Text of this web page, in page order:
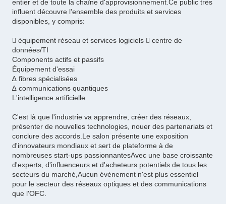
entier et de toute la chaîne d'approvisionnement.Ce public très
influent découvre l'ensemble des produits et services
disponibles, y compris:
 équipement réseau et services logiciels  centre de
données/TI
Components actifs et passifs
Équipement d'essai
∆ fibres spécialisées
∆ communications quantiques
L'intelligence artificielle
C'est là que l'industrie va apprendre, créer des réseaux,
présenter de nouvelles technologies, nouer des partenariats et
conclure des accords.Le salon présente une exposition
d'innovateurs mondiaux et sert de plateforme à de
nombreuses start-ups passionnantesAvec une base croissante
d'experts, d'influenceurs et d'acheteurs potentiels de tous les
secteurs du marché,Aucun événement n'est plus essentiel
pour le secteur des réseaux optiques et des communications
que l'OFC.